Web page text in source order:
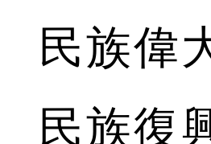
民族偉
民族復